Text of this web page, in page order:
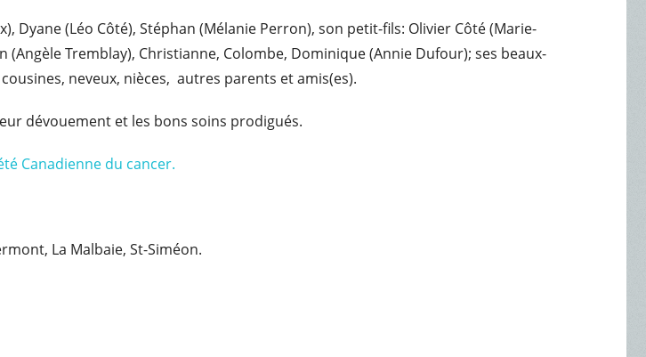
Dyane (Léo Côté), Stéphan (Mélanie Perron), son petit-fils: Olivier Côté (Marie-
Tremblay), Christianne, Colombe, Dominique (Annie Dufour); ses beaux-
neveux, nièces, autres parents et amis(es).
dévouement et les bons soins prodigués.
Canadienne du cancer.
La Malbaie, St-Siméon.